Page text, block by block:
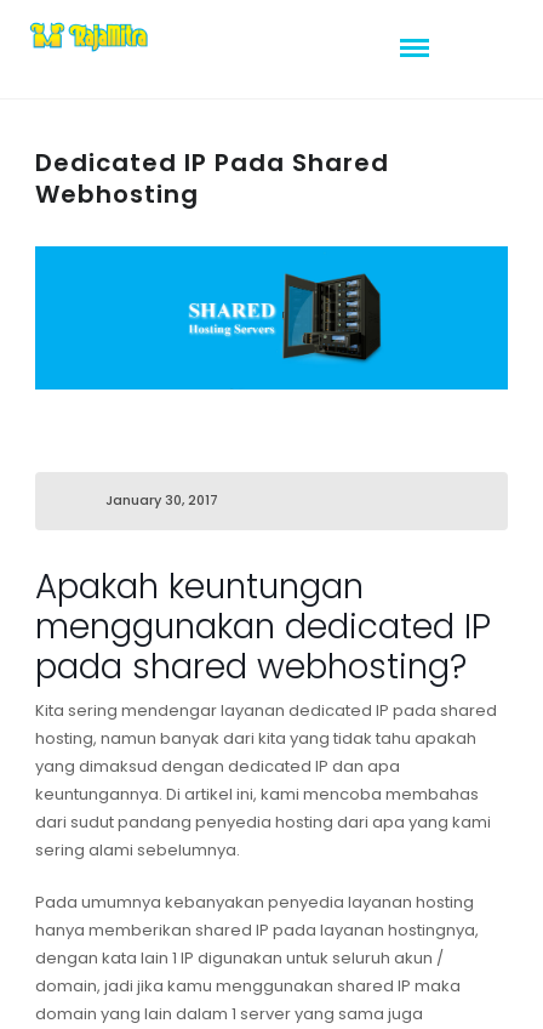
Dedicated IP Pada Shared
Webhosting
January 30, 2017
Apakah keuntungan
menggunakan dedicated IP
pada shared webhosting?
Kita sering mendengar layanan dedicated IP pada shared
hosting, namun banyak dari kita yang tidak tahu apakah
yang dimaksud dengan dedicated IP dan apa
keuntungannya. Di artikel ini, kami mencoba membahas
dari sudut pandang penyedia hosting dari apa yang kami
sering alami sebelumnya.
Pada umumnya kebanyakan penyedia layanan hosting
hanya memberikan shared IP pada layanan hostingnya,
dengan kata lain 1 IP digunakan untuk seluruh akun /
domain, jadi jika kamu menggunakan shared IP maka
domain yang lain dalam 1 server yang sama juga